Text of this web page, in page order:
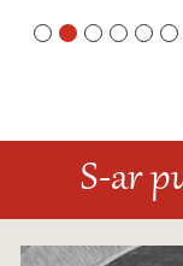
S-ar